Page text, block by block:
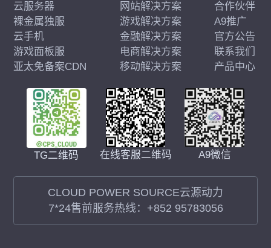
TG二维码 在线客服二维码 A9微信
CLOUD POWER SOURCE云源动力
7*24售前服务热线： +852 95783056
云服务器
裸金属独服
云手机
游戏面板服
亚太免备案CDN
网站解决方案
游戏解决方案
金融解决方案
电商解决方案
移动解决方案
合作伙伴
A9推广
官方公告
联系我们
产品中心